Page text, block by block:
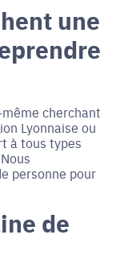
une
cherchant
Lyonnaise ou
à tous types
personne pour
de